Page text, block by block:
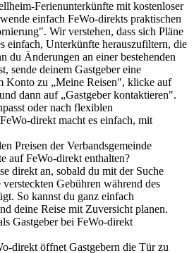
Ferienunterkünfte mit kostenloser
einfach FeWo-direkts praktischen
Wir verstehen, dass sich Pläne
einfach, Unterkünfte herauszufiltern, die
du Änderungen an einer bestehenden
sende deinem Gastgeber eine
Konto zu „Meine Reisen", klicke auf
dann auf „Gastgeber kontaktieren".
oder nach flexiblen
direkt macht es einfach, mit
Preisen der Verbandsgemeinde
auf FeWo-direkt enthalten?
direkt an, sobald du mit der Suche
Gebühren während des
So kannst du ganz einfach
deine Reise mit Zuversicht planen.
Gastgeber bei FeWo-direkt
direkt öffnet Gastgebern die Tür zu